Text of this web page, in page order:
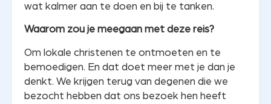
wat kalmer aan te doen en bij te tanken.
Waarom zou je meegaan met deze reis?
Om lokale christenen te ontmoeten en te
bemoedigen. En dat doet meer met je dan je
denkt. We krijgen terug van degenen die we
bezocht hebben dat ons bezoek hen heeft